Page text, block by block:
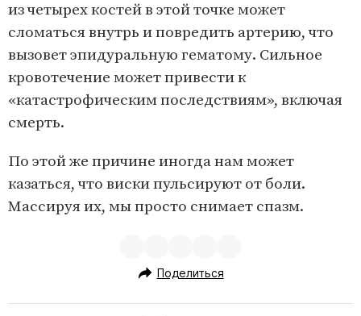
из четырех костей в этой точке может
сломаться внутрь и повредить артерию, что
вызовет эпидуральную гематому. Сильное
кровотечение может привести к
«катастрофическим последствиям», включая
смерть.
По этой же причине иногда нам может
казаться, что виски пульсируют от боли.
Массируя их, мы просто снимает спазм.
Поделиться